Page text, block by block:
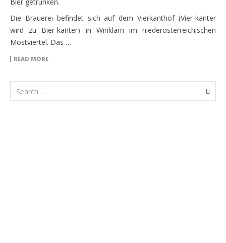
Die Brauerei befindet sich auf dem Vierkanthof (Vier-kanter
wird zu Bier-kanter) in Winklarn im niederösterreichischen
Mostviertel. Das …
READ MORE